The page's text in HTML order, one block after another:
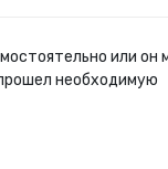
или он
необходимую